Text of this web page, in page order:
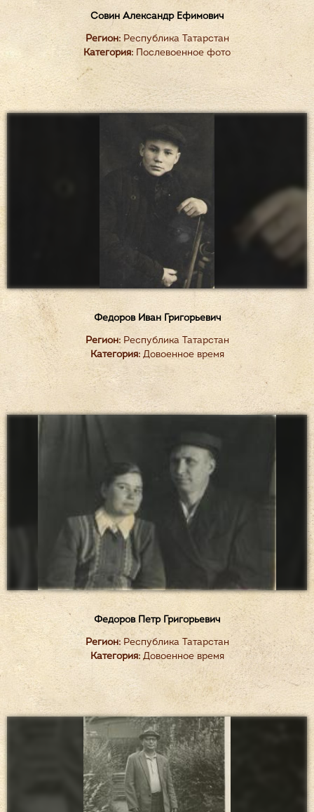
Совин Александр Ефимович
Регион:Республика Татарстан
Категория: Послевоенное фото
Федоров Иван Григорьевич
Регион:Республика Татарстан
Категория:Довоенное время
Федоров Петр Григорьевич
Регион:Республика Татарстан
Категория:Довоенное время